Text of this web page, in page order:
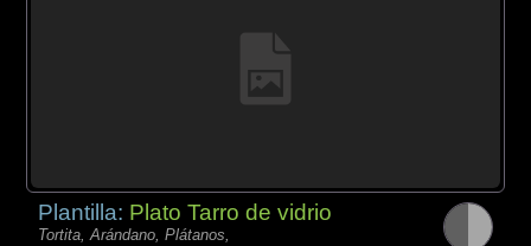
Plantilla: Plato Tarro de vidrio
Tortita, Arándano, Plátanos,